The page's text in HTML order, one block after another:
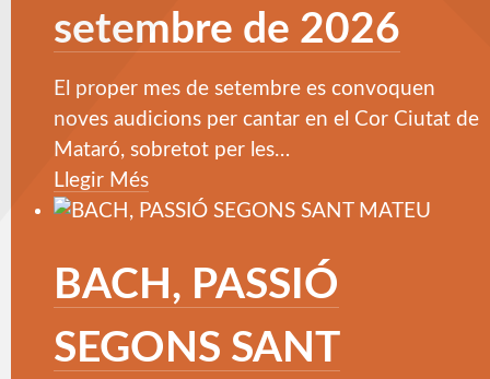
setembre de 2026
El proper mes de setembre es convoquen
noves audicions per cantar en el Cor Ciutat de
Mataró, sobretot per les…
Llegir Més
BACH, PASSIÓ
SEGONS SANT